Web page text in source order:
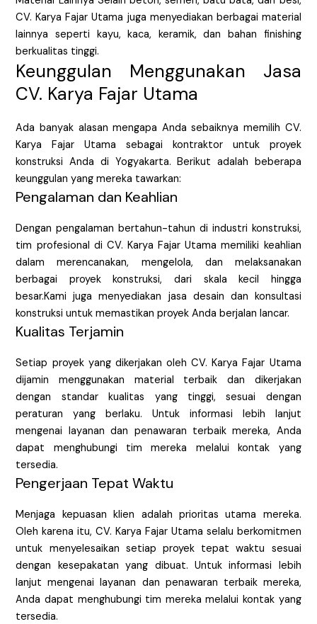
CV. Karya Fajar Utama juga menyediakan berbagai material
lainnya seperti kayu, kaca, keramik, dan bahan finishing
berkualitas tinggi.
Keunggulan Menggunakan Jasa
CV. Karya Fajar Utama
Ada banyak alasan mengapa Anda sebaiknya memilih CV.
Karya Fajar Utama sebagai kontraktor untuk proyek
konstruksi Anda di Yogyakarta. Berikut adalah beberapa
keunggulan yang mereka tawarkan:
Pengalaman dan Keahlian
Dengan pengalaman bertahun-tahun di industri konstruksi,
tim profesional di CV. Karya Fajar Utama memiliki keahlian
dalam merencanakan, mengelola, dan melaksanakan
berbagai proyek konstruksi, dari skala kecil hingga
besar.Kami juga menyediakan jasa desain dan konsultasi
konstruksi untuk memastikan proyek Anda berjalan lancar.
Kualitas Terjamin
Setiap proyek yang dikerjakan oleh CV. Karya Fajar Utama
dijamin menggunakan material terbaik dan dikerjakan
dengan standar kualitas yang tinggi, sesuai dengan
peraturan yang berlaku. Untuk informasi lebih lanjut
mengenai layanan dan penawaran terbaik mereka, Anda
dapat menghubungi tim mereka melalui kontak yang
tersedia.
Pengerjaan Tepat Waktu
Menjaga kepuasan klien adalah prioritas utama mereka.
Oleh karena itu, CV. Karya Fajar Utama selalu berkomitmen
untuk menyelesaikan setiap proyek tepat waktu sesuai
dengan kesepakatan yang dibuat. Untuk informasi lebih
lanjut mengenai layanan dan penawaran terbaik mereka,
Anda dapat menghubungi tim mereka melalui kontak yang
tersedia.